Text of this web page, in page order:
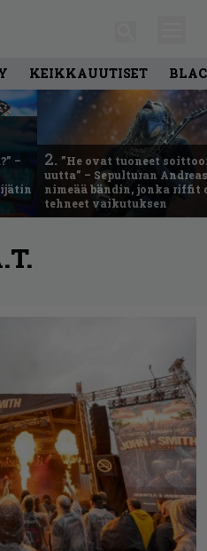
KEIKKAUUTISET
–
2. ”He ovat tuoneet
uutta” – Sepulturan
nimeää bändin, jonka riffit
tehneet vaikutuksen